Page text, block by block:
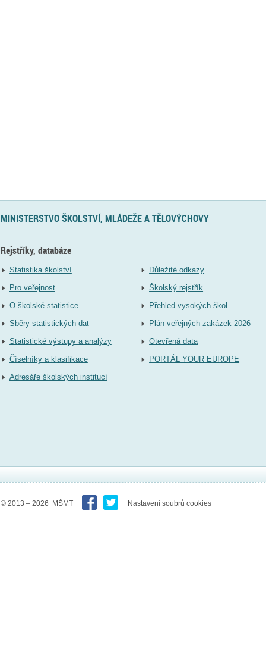
MINISTERSTVO ŠKOLSTVÍ, MLÁDEŽE A TĚLOVÝCHOVY
Rejstříky, databáze
Statistika školství
Pro veřejnost
O školské statistice
Sběry statistických dat
Statistické výstupy a analýzy
Číselníky a klasifikace
Adresáře školských institucí
Důležité odkazy
Školský rejstřík
Přehled vysokých škol
Plán veřejných zakázek 2026
Otevřená data
PORTÁL YOUR EUROPE
© 2013 – 2026 MŠMT Nastavení soubrů cookies